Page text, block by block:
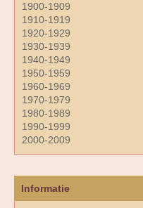
1900-1909
1910-1919
1920-1929
1930-1939
1940-1949
1950-1959
1960-1969
1970-1979
1980-1989
1990-1999
2000-2009
Informatie